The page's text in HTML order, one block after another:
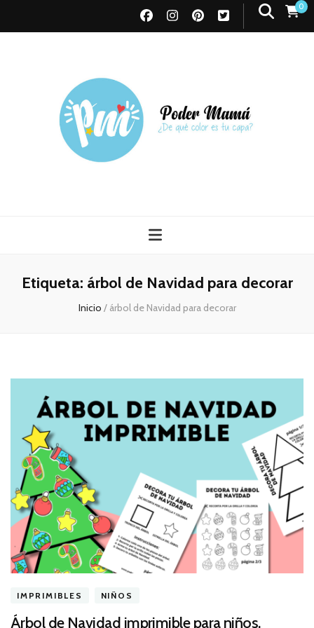
0
Etiqueta: árbol de Navidad para decorar
Inicio / árbol de Navidad para decorar
IMPRIMIBLES NIÑOS
Árbol de Navidad imprimible para niños.